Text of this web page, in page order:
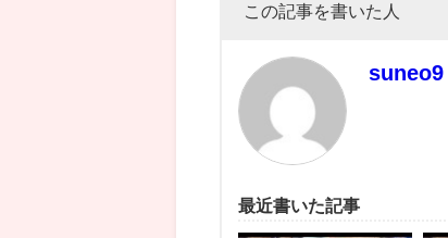
この記事を書いた人
suneo9
最近書いた記事